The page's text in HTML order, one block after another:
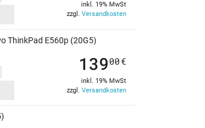
inkl. 19% MwSt
zzgl. Versandkosten
ThinkPad E560p (20G5)
13900 €
inkl. 19% MwSt
zzgl. Versandkosten